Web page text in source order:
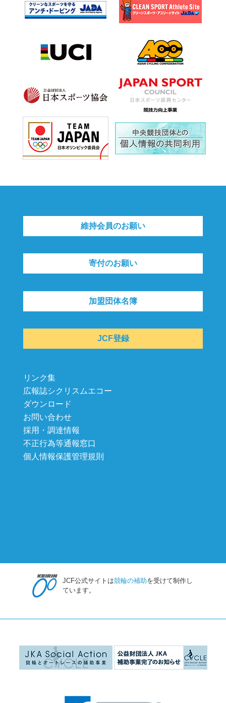
維持会員のお願い
寄付のお願い
加盟団体名簿
JCF登録
リンク集
広報誌シクリスムエコー
ダウンロード
お問い合わせ
採用・調達情報
不正行為等通報窓口
個人情報保護管理規則
JCF公式サイトは競輪の補助を受けて制作し
ています。